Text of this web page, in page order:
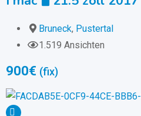
Bruneck, Pustertal
1.519 Ansichten
900€ (fix)